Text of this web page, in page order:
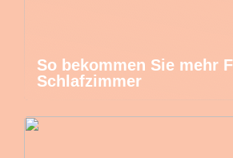
So bekommen Sie mehr
Schlafzimmer